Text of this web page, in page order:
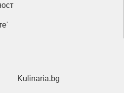
Kulinaria.bg